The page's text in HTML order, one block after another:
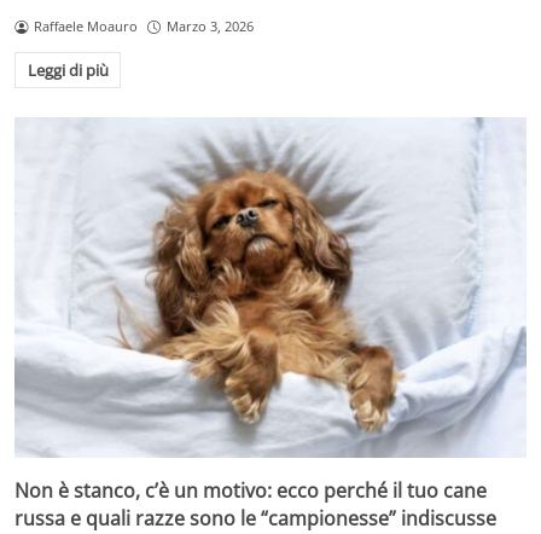
Raffaele Moauro Marzo 3, 2026
Leggi di più
Non è stanco, c’è un motivo: ecco perché il tuo cane
russa e quali razze sono le “campionesse” indiscusse